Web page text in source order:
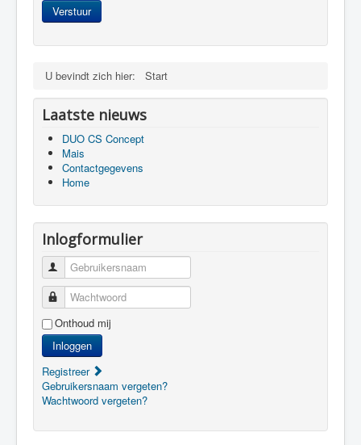
Verstuur
U bevindt zich hier: Start
Laatste nieuws
DUO CS Concept
Mais
Contactgegevens
Home
Inlogformulier
Gebruikersnaam
Wachtwoord
Onthoud mij
Inloggen
Registreer
Gebruikersnaam vergeten?
Wachtwoord vergeten?